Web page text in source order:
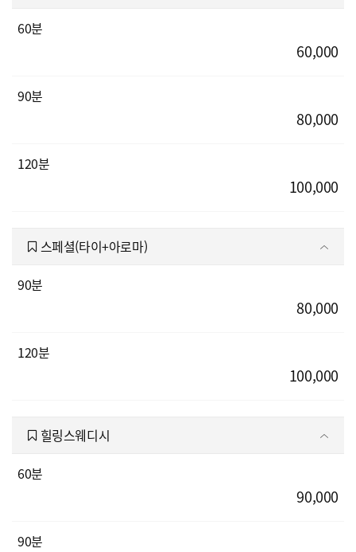
60분
60,000
90분
80,000
120분
100,000
스페셜(타이+아로마)
90분
80,000
120분
100,000
힐링스웨디시
60분
90,000
90분